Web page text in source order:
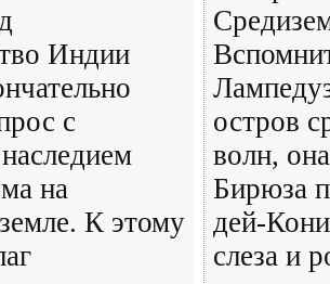
Индии
с
на
К этому
остров
волн,
Бирюза
дей-
слеза и